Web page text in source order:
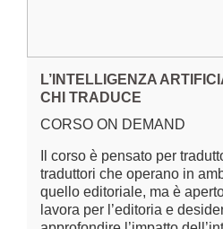
L’INTELLIGENZA
CHI TRADUCE
CORSO ON DEMAND
Il corso è pensato per
traduttori che operano in
quello editoriale, ma è
lavora per l’editoria e